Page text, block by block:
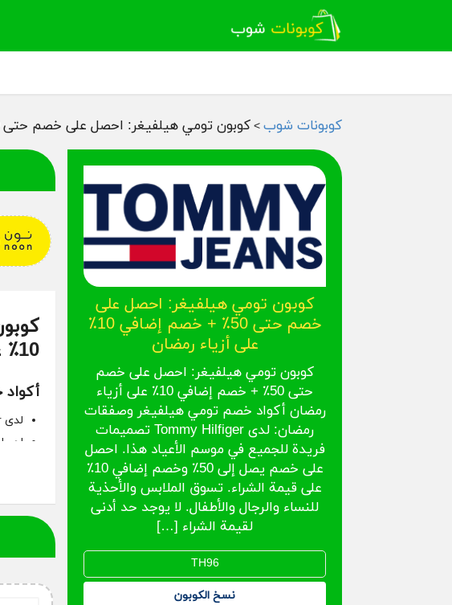
كوبونات شوب > كوبون تومي هيلفيغر: احصل على خصم حتى 50٪ + خصم إضافي 10٪ على أزياء رمضان
كوبون تومي هيلفيغر: احصل على
خصم حتى 50٪ + خصم إضافي 10٪
على أزياء رمضان
كوبون تومي هيلفيغر: احصل على خصم
حتى 50٪ + خصم إضافي 10٪ على أزياء
رمضان أكواد خصم تومي هيلفيغر وصفقات
رمضان: لدى Tommy Hilfiger تصميمات
فريدة للجميع في موسم الأعياد هذا. احصل
على خصم يصل إلى 50٪ وخصم إضافي 10٪
على قيمة الشراء. تسوق الملابس والأحذية
للنساء والرجال والأطفال. لا يوجد حد أدنى
لقيمة الشراء […]
نسخ الكوبون
10٪ على أزياء رمضان
لدى Tommy Hilfiger تصميمات فريدة للجميع في موسم الأعياد هذا.
احصل على